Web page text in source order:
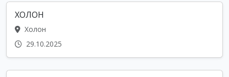
ХОЛОН
Холон
29.10.2025